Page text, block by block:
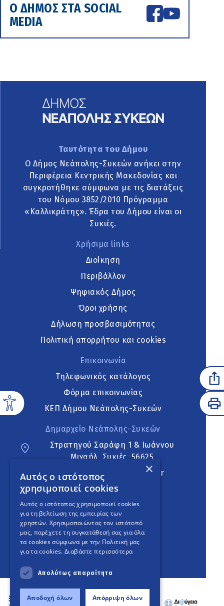
Ο ΔΗΜΟΣ ΣΤΑ SOCIAL
MEDIA
Ταυτότητα του Δήμου
Ο Δήμος Νεάπολης-Συκεών ανήκει στην
Περιφέρεια Κεντρικής Μακεδονίας και
συγκροτήθηκε σύμφωνα με τις διατάξεις
του Νόμου 3852/2010 Πρόγραμμα
«Καλλικράτης». Έδρα του Δήμου είναι οι
Συκιές.
Χρήσιμα links
Διοίκηση
Περιβάλλον
Ψηφιακός Δήμος
Όροι χρήσης
Δήλωση προσβασιμότητας
Πολιτική απορρήτου και cookies
Επικοινωνία
Τηλεφωνικός κατάλογος
Φόρμα επικοινωνίας
ΚΕΠ Δήμου Νεάπολης-Συκεών
Δημαρχείο Νεάπολης-Συκεών
Στρατηγού Σαράφη 1 & Ιωάννου
Μιχαήλ, Συκιές, 56625
neapoli.sykies@ddt.gov.gr
Ακολουθήστε
English Version
An project
×
Αυτός ο ιστότοπος
χρησιμοποιεί cookies
Αυτός ο ιστότοπος χρησιμοποιεί cookies
για τη βελτίωση της εμπειρίας των
χρηστών. Χρησιμοποιώντας τον ιστότοπό
μας, παρέχετε τη συγκατάθεσή σας για όλα
τα cookies σύμφωνα με την Πολιτική μας
για τα cookies. Διαβάστε περισσότερα
Απολύτως απαραίτητα
Αποδοχή όλων Απόρριψη όλων